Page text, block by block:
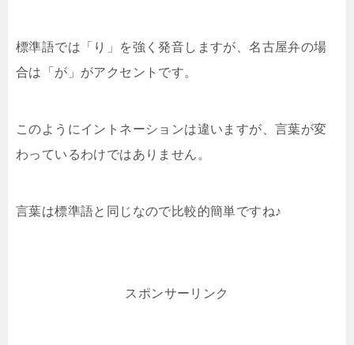
標準語では「り」を強く発音しますが、名古屋弁の場
合は「が」がアクセントです。
このようにイントネーションは違いますが、言葉が変
わっているわけではありません。
言葉は標準語と同じなので比較的簡単ですね♪
スポンサーリンク